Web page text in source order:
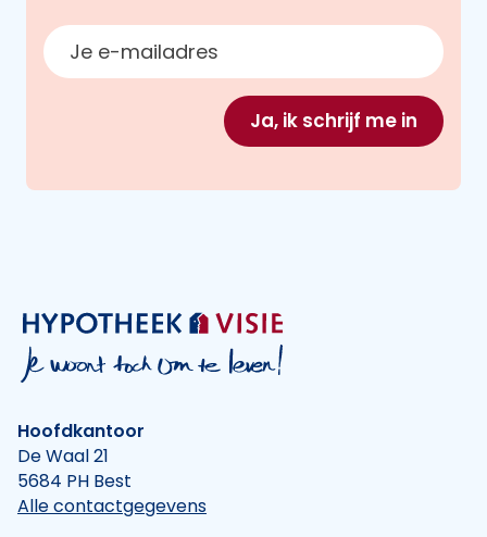
E-mailadres
Ja, ik schrijf me in
Hoofdkantoor
De Waal 21
5684 PH Best
Alle contactgegevens